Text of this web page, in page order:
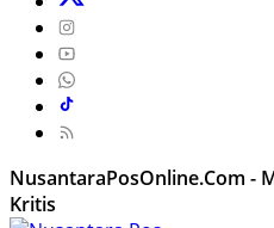
NusantaraPosOnline.Com -
Kritis